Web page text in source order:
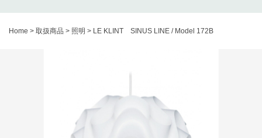
キッズ家具
キッチンボード
Home > 取扱商品 > 照明 > LE KLINT SINUS LINE / Model 172B